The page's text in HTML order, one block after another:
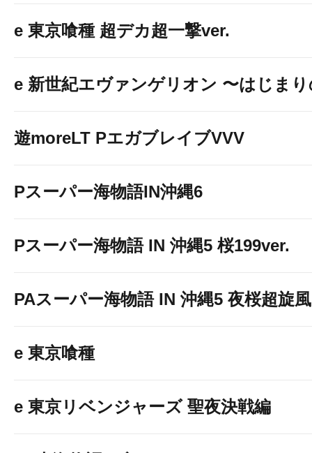
e 東京喰種 超デカ超一撃ver.
e 新世紀エヴァンゲリオン 〜はじま
遊moreLT PエガブレイブVVV
Pスーパー海物語IN沖縄6
Pスーパー海物語 IN 沖縄5 桜199ver.
PAスーパー海物語 IN 沖縄5 夜桜超旋
e 東京喰種
e 東京リベンジャーズ 聖夜決戦編